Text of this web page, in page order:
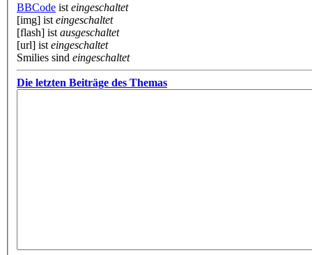
BBCode ist eingeschaltet
[img] ist eingeschaltet
[flash] ist ausgeschaltet
[url] ist eingeschaltet
Smilies sind eingeschaltet
Die letzten Beiträge des Themas